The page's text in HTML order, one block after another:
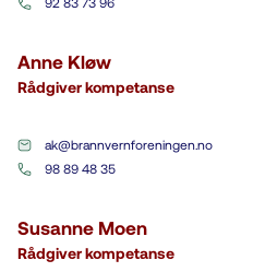
Anne Kløw
Rådgiver kompetanse
ak@brannvernforeningen.no
98 89 48 35
Susanne Moen
Rådgiver kompetanse